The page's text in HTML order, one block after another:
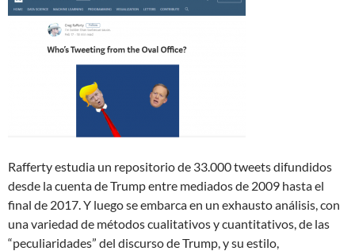
Rafferty estudia un repositorio de 33.000 tweets difundidos
desde la cuenta de Trump entre mediados de 2009 hasta el
final de 2017. Y luego se embarca en un exhausto análisis, con
una variedad de métodos cualitativos y cuantitativos, de las
“peculiaridades” del discurso de Trump, y su estilo,